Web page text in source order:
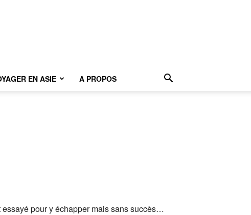
EN ASIE A PROPOS
pour y échapper mais sans succès…